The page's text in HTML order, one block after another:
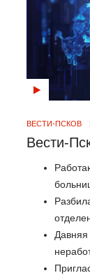
ВЕСТИ-ПСКОВ
Вести-